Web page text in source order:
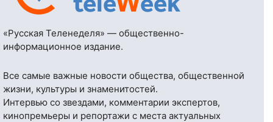
«Русская Теленеделя» — общественно-
информационное издание.
Все самые важные новости общества, общественной
жизни, культуры и знаменитостей.
Интервью со звездами, комментарии экспертов,
кинопремьеры и репортажи с места актуальных